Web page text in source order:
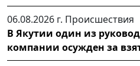
06.08.2026 г. Происшествия
В Якутии один из
компании осужден за